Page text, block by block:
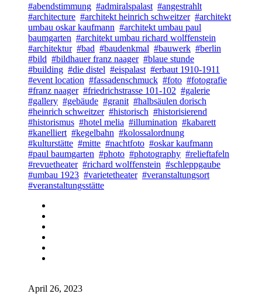
#abendstimmung #admiralspalast #angestrahlt
#architecture #architekt heinrich schweitzer #architekt
umbau oskar kaufmann #architekt umbau paul
baumgarten #architekt umbau richard wolffenstein
#architektur #bad #baudenkmal #bauwerk #berlin
#bild #bildhauer franz naager #blaue stunde
#building #die distel #eispalast #erbaut 1910-1911
#event location #fassadenschmuck #foto #fotografie
#franz naager #friedrichstrasse 101-102 #galerie
#gallery #gebäude #granit #halbsäulen dorisch
#heinrich schweitzer #historisch #historisierend
#historismus #hotel melia #illumination #kabarett
#kanelliert #kegelbahn #kolossalordnung
#kulturstätte #mitte #nachtfoto #oskar kaufmann
#paul baumgarten #photo #photography #relieftafeln
#revuetheater #richard wolffenstein #schleppgaube
#umbau 1923 #varietetheater #veranstaltungsort
#veranstaltungsstätte
April 26, 2023